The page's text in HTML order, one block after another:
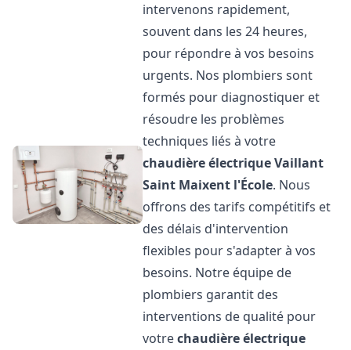
intervenons rapidement,
souvent dans les 24 heures,
pour répondre à vos besoins
urgents. Nos plombiers sont
formés pour diagnostiquer et
résoudre les problèmes
techniques liés à votre
chaudière électrique Vaillant
Saint Maixent l'École. Nous
offrons des tarifs compétitifs et
des délais d'intervention
flexibles pour s'adapter à vos
besoins. Notre équipe de
plombiers garantit des
interventions de qualité pour
votrechaudière électrique